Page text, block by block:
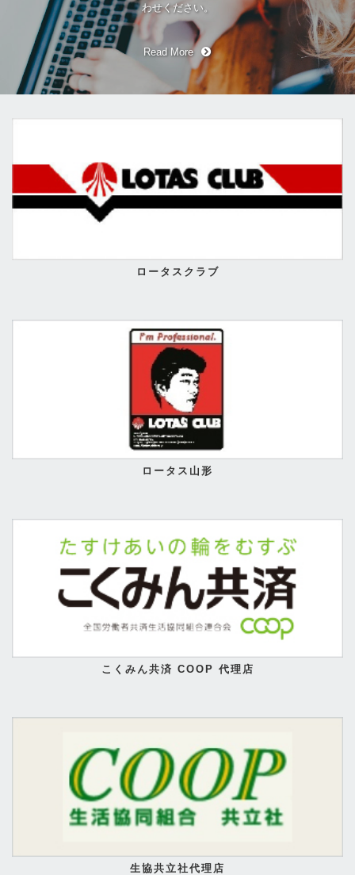
わせください。
Read More
ロータスクラブ
ロータス山形
こくみん共済 COOP 代理店
生協共立社代理店